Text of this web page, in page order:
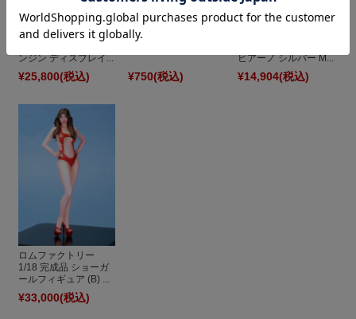
CMC 1/18 マセラティ
ンジン ディスプレイ...
¥25,800(税込)
タミヤ デザインナイ
フ 74020
¥750(税込)
ビアーノ シルバー M...
¥14,904(税込)
ロムファクトリー
1/18 完成品 ショーガ
ールフィギュア (B) ...
¥33,000(税込)